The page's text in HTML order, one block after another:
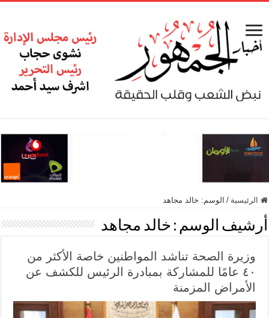
الرئيسية / الوسم: خالد مجاهد
أرشيف الوسم : خالد مجاهد
وزيرة الصحة تناشد المواطنين خاصة الأكثر من
٤٠ عامًا للمشاركة بمبادرة الرئيس للكشف عن
الأمراض المزمنة